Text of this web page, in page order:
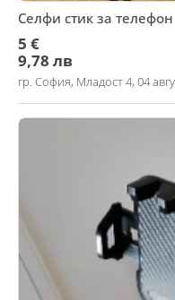
Селфи стик за телефон
5 €
9,78 лв
гр. София, Младост 4, 04